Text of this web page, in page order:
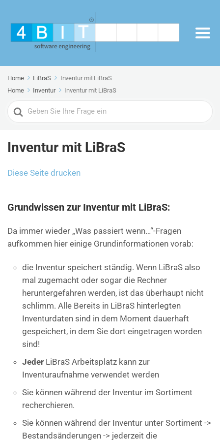
Home LiBraS
Inventur mit LiBraS
Home
Inventur Inventur mit LiBraS
Search
For
Inventur mit LiBraS
Diese Seite drucken
Grundwissen zur Inventur mit LiBraS:
Da immer wieder „Was passiert wenn…“-Fragen
aufkommen hier einige Grundinformationen vorab:
die Inventur speichert ständig. Wenn LiBraS also
mal zugemacht oder sogar die Rechner
heruntergefahren werden, ist das überhaupt nicht
schlimm. Alle Bereits in LiBraS hinterlegten
Inventurdaten sind in dem Moment dauerhaft
gespeichert, in dem Sie dort eingetragen worden
sind!
Jeder LiBraS Arbeitsplatz kann zur
Inventuraufnahme verwendet werden
Sie können während der Inventur im Sortiment
recherchieren.
Sie können während der Inventur unter Sortiment ->
Bestandsänderungen -> jederzeit die